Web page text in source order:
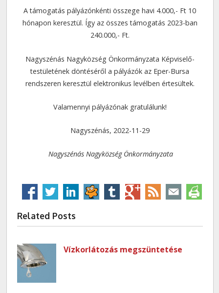
A támogatás pályázónkénti összege havi 4.000,- Ft 10
hónapon keresztül. Így az összes támogatás 2023-ban
240.000,- Ft.
Nagyszénás Nagyközség Önkormányzata Képviselő-
testületének döntéséről a pályázók az Eper-Bursa
rendszeren keresztül elektronikus levélben értesültek.
Valamennyi pályázónak gratulálunk!
Nagyszénás, 2022-11-29
Nagyszénás Nagyközség Önkormányzata
Related Posts
Vízkorlátozás megszüntetése